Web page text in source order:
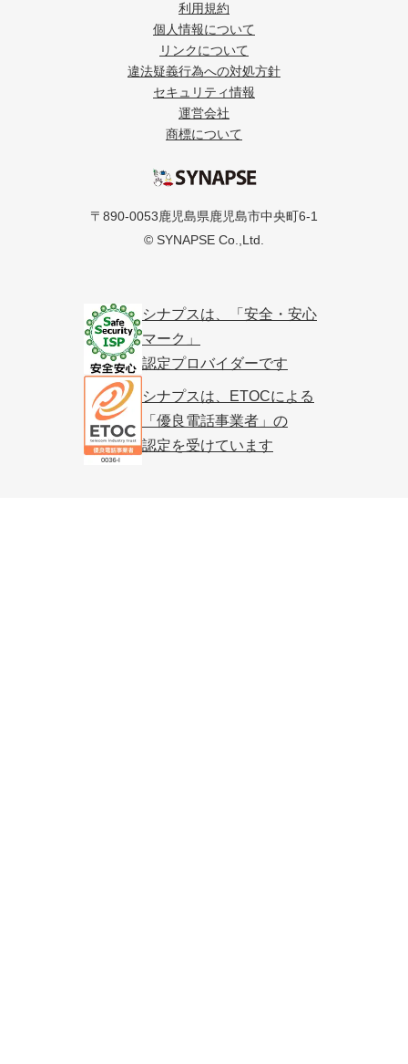
利用規約
個人情報について
リンクについて
違法疑義行為への対処方針
セキュリティ情報
運営会社
商標について
〒890-0053鹿児島県鹿児島市中央町6-1
© SYNAPSE Co.,Ltd.
シナプスは、「安全・安心
マーク」
認定プロバイダーです
シナプスは、ETOCによる
「優良電話事業者」の
認定を受けています